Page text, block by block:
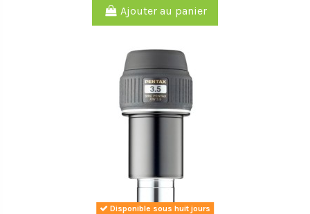
Ajouter au panier
Disponible sous huit jours